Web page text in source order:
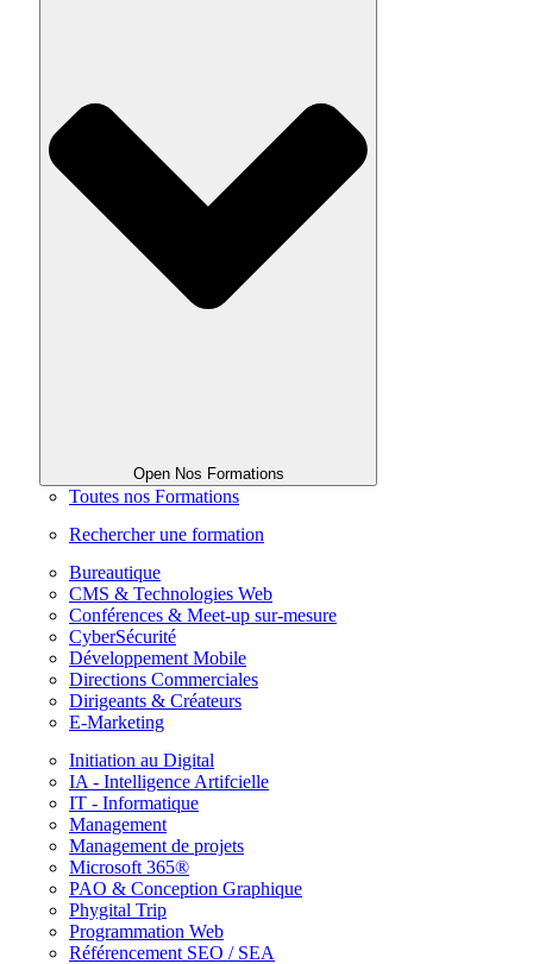
Open Nos Formations
Toutes nos Formations
Rechercher une formation
Bureautique
CMS & Technologies Web
Conférences & Meet-up sur-mesure
CyberSécurité
Développement Mobile
Directions Commerciales
Dirigeants & Créateurs
E-Marketing
Initiation au Digital
IA - Intelligence Artifcielle
IT - Informatique
Management
Management de projets
Microsoft 365®
PAO & Conception Graphique
Phygital Trip
Programmation Web
Référencement SEO / SEA